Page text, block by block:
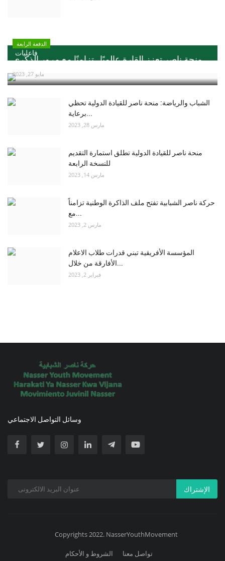
فاعليات
الدفعة الرابعة
منحة ناصر تعزز القارة عالميًا ..تزامنًا مع مرور الذكري...
مايو 27, 2023
الشباب والرياضة: منحة ناصر للقيادة الدولية تحظي
برعاية...
مارس 28, 2023
منحة ناصر للقيادة الدولية تطلق استمارة التقديم
للنسخة الرابعة
مارس 14, 2023
حركة ناصر الشبابية تفتح ملف الذاكرة الوطنية تزامناً
مع...
مارس 2, 2023
المؤسسة الأفريقية تبني قدرات طلاب الاعلام
الأفارقة من خلال...
فبراير 2, 2023
وسائل التواصل الاجتماعي
الإشتراك
Copyrights 2022. NasserYouthMovement
الشروط و الأحكام تواصل معنا